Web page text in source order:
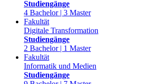
Studiengänge
4 Bachelor | 3 Master
Fakultät
Digitale Transformation
Studiengänge
2 Bachelor | 1 Master
Fakultät
Informatik und Medien
Studiengänge